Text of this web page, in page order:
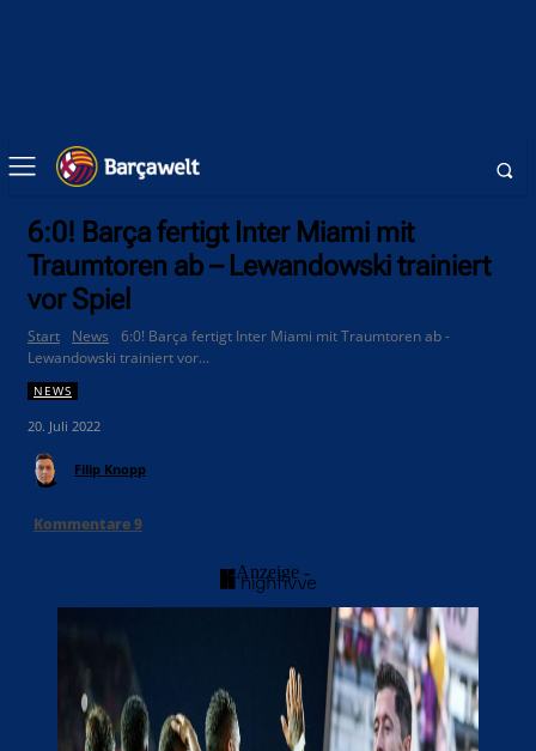
6:0! Barça fertigt Inter Miami mit
Traumtoren ab – Lewandowski trainiert
vor Spiel
Start News
6:0! Barça fertigt Inter Miami mit Traumtoren ab -
Lewandowski trainiert vor...
NEWS
20. Juli 2022
Filip Knopp
Kommentare9
- Anzeige -